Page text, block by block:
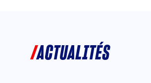
ACTUALITÉS